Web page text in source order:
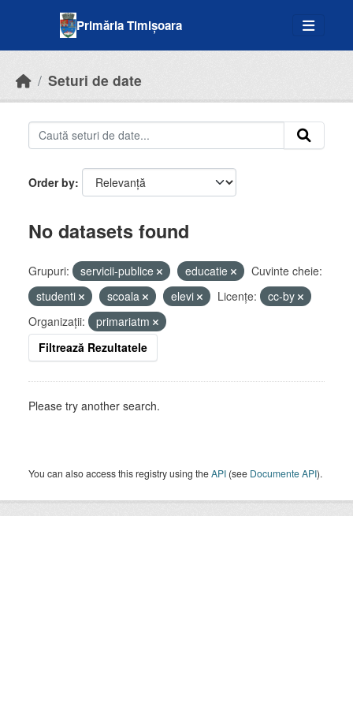
Primăria Timișoara
Seturi de date
Order by
No datasets found
Grupuri: servicii-publice educatie
Cuvinte cheie:
studenti
scoala elevi Licenţe:
cc-by
Organizații:
primariatm
Filtrează Rezultatele
Please try another search.
You can also access this registry using theAPI (see Documente API).